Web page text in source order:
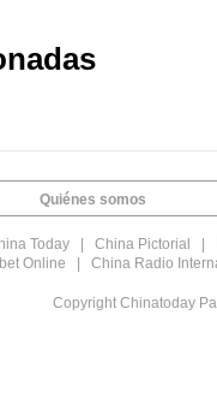
Quiénes somos
Today| China Pictorial |
Online | China Radio
Copyright Chinatoday